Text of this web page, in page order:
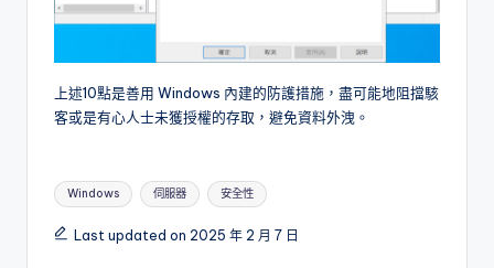
上述10點是善用 Windows 內建的防護措施，盡可能地阻擋駭
客或是有心人士未獲授權的存取，避免資料外洩。
Tags:
Windows 伺服器 安全性
Last updated on 2025 年 2 月 7 日